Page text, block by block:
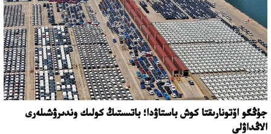
جۇڭگو اۆتونارىقتا كوش باستاۋدا؛ باتىستىڭ كولىك وندىرۋشىلەرى
الاڭداۋلى